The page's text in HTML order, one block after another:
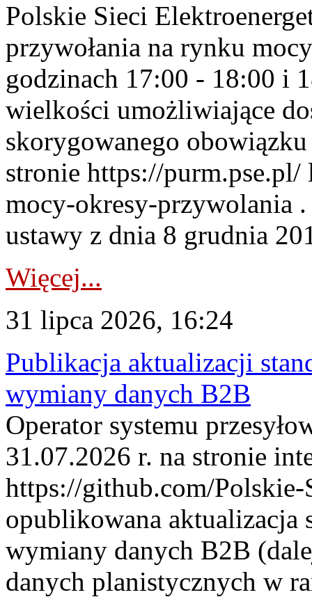
Polskie Sieci
przywołania na rynku
godzinach 17:00 - 18:00 i
wielkości umożliwiające
skorygowanego
stronie https://
mocy-okresy-przywolania
ustawy z dnia 8 grudnia
Więcej...
31 lipca 2026, 16:24
Publikacja aktualizacji
wymiany danych B2B
Operator systemu
31.07.2026 r. na stronie
https://github.com/Polskie-
opublikowana aktualizacja
wymiany danych B2B
danych planistycznych w